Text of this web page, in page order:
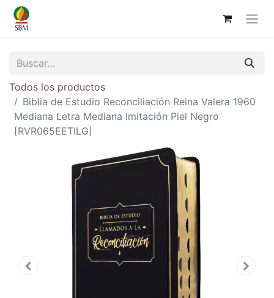
Todos los productos
Biblia de Estudio Reconciliación Reina Valera 1960
Mediana Letra Mediana Imitación Piel Negro
[RVR065EETILG]